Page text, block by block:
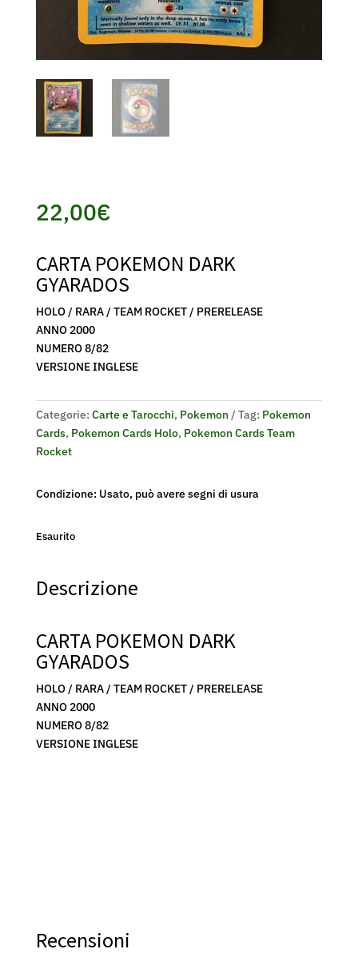
22,00€
CARTA POKEMON DARK
GYARADOS
HOLO / RARA / TEAM ROCKET / PRERELEASE
ANNO 2000
NUMERO 8/82
VERSIONE INGLESE
Categorie: Carte e Tarocchi, Pokemon Tag: Pokemon
Cards, Pokemon Cards Holo, Pokemon Cards Team
Rocket
Condizione: Usato, può avere segni di usura
Esaurito
Descrizione
CARTA POKEMON DARK
GYARADOS
HOLO / RARA / TEAM ROCKET / PRERELEASE
ANNO 2000
NUMERO 8/82
VERSIONE INGLESE
Recensioni